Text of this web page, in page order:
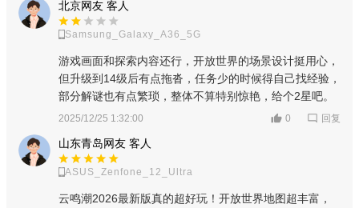
北京网友 客人
Samsung_Galaxy_A36_5G
游戏画面和探索内容还行，开放世界的场景设计挺用心，
但升级到14级后有点拖沓，任务少的时候得自己找经验，
部分解谜也有点繁琐，整体不算特别惊艳，给个2星吧。
2025/12/25 1:32:00 0 回复
山东青岛网友 客人
ASUS_Zenfone_12_Ultra
云鸣潮2026最新版真的超好玩！开放世界地图超丰富，